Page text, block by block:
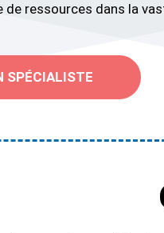
ressources dans la
SPÉCIALISTE